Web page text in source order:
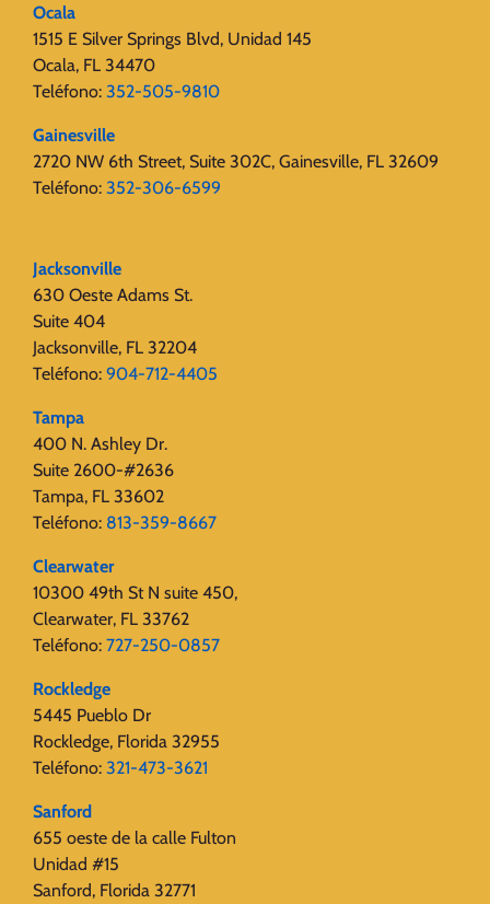
Ocala
1515 E Silver Springs Blvd, Unidad 145
Ocala, FL 34470
Teléfono: 352-505-9810
Gainesville
2720 ​​NW 6th Street, Suite 302C, Gainesville, FL 32609
Teléfono: 352-306-6599
Jacksonville
630 Oeste Adams St.
Suite 404
Jacksonville, FL 32204
Teléfono: 904-712-4405
Tampa
400 N. Ashley Dr.
Suite 2600-#2636
Tampa, FL 33602
Teléfono: 813-359-8667
Clearwater
10300 49th St N suite 450,
Clearwater, FL 33762
Teléfono: 727-250-0857
Rockledge
5445 Pueblo Dr
Rockledge, Florida 32955
Teléfono: 321-473-3621
Sanford
655 oeste de la calle Fulton
Unidad #15
Sanford, Florida 32771